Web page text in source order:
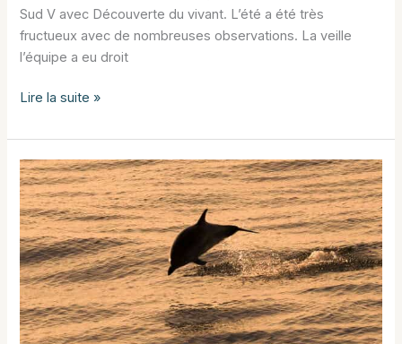
Sud V avec Découverte du vivant. L’été a été très
fructueux avec de nombreuses observations. La veille
l’équipe a eu droit
A
recherche
des
cétacés
à
la
fin
du
mois
d’août
Lire la suite »